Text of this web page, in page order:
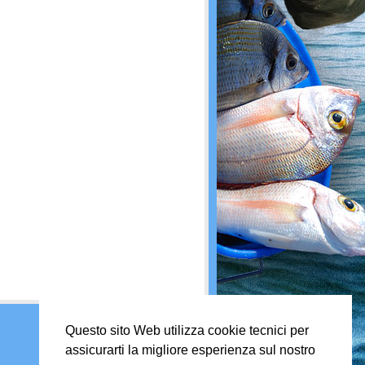
Questo sito Web utilizza cookie tecnici per
assicurarti la migliore esperienza sul nostro